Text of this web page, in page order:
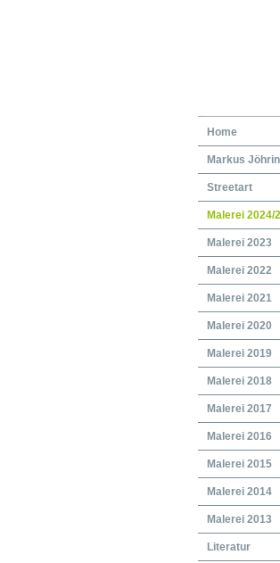
Home
Markus
Streetart
Malerei 2024/
Malerei 2023
Malerei 2022
Malerei 2021
Malerei 2020
Malerei 2019
Malerei 2018
Malerei 2017
Malerei 2016
Malerei 2015
Malerei 2014
Malerei 2013
Literatur